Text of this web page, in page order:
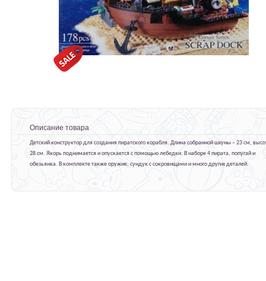
Описание товара
Детский конструктор для создания пиратского корабля. Длина собранной шхуны – 23 см,
28 см. Якорь поднимается и опускается с помощью лебедки. В наборе 4 пирата, попугай и
обезьянка. В комплекте также оружие, сундук с сокровищами и много других деталей.